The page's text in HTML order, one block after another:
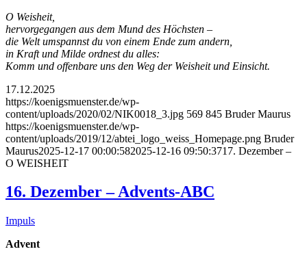
O Weisheit,
hervorgegangen aus dem Mund des Höchsten –
die Welt umspannst du von einem Ende zum andern,
in Kraft und Milde ordnest du alles:
Komm und offenbare uns den Weg der Weisheit und Einsicht.
17.12.2025
https://koenigsmuenster.de/wp-
content/uploads/2020/02/NIK0018_3.jpg 569 845 Bruder Maurus
https://koenigsmuenster.de/wp-
content/uploads/2019/12/abtei_logo_weiss_Homepage.png Bruder
Maurus2025-12-17 00:00:582025-12-16 09:50:3717. Dezember –
O WEISHEIT
16. Dezember – Advents-ABC
Impuls
Advent